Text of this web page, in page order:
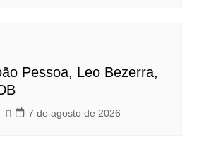
Pessoa, Leo Bezerra,
7 de agosto de 2026